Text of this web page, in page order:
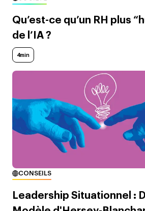
Qu’est-ce qu’un RH plus
de l’IA ?
4min
CONSEILS
Leadership Situationnel :